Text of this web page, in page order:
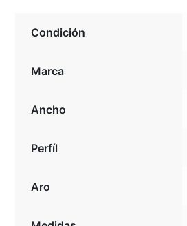
Condición
Marca
Ancho
Perfíl
Aro